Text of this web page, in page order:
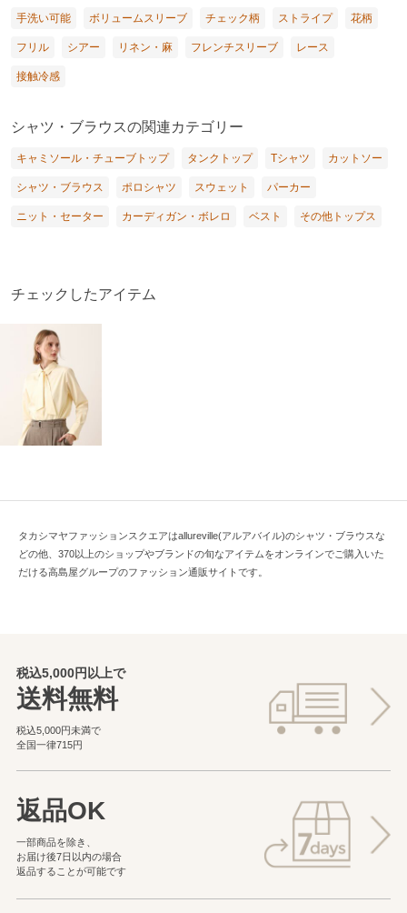
手洗い可能 ボリュームスリーブ チェック柄 ストライプ 花柄
フリル シアー リネン・麻 フレンチスリーブ レース
接触冷感
シャツ・ブラウスの関連カテゴリー
キャミソール・チューブトップ タンクトップ Tシャツ カットソー
シャツ・ブラウス ポロシャツ スウェット パーカー
ニット・セーター カーディガン・ボレロ ベスト その他トップス
チェックしたアイテム
タカシマヤファッションスクエアはallureville(アルアバイル)のシャツ・ブラウスな
どの他、370以上のショップやブランドの旬なアイテムをオンラインでご購入いた
だける高島屋グループのファッション通販サイトです。
税込5,000円以上で
送料無料
税込5,000円未満で
全国一律715円
返品OK
一部商品を除き、
お届け後7日以内の場合
返品することが可能です